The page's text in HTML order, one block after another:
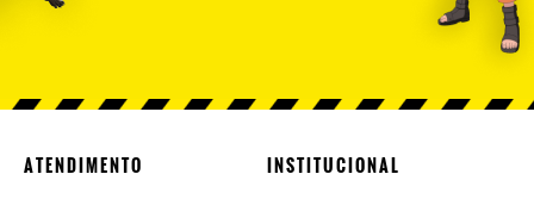
ATENDIMENTO INSTITUCIONAL